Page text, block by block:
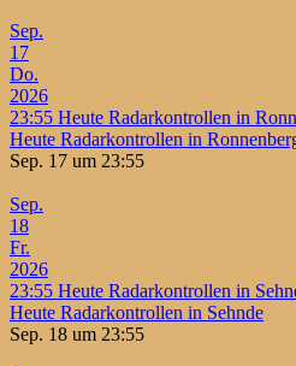
Sep.
17
Do.
2026
23:55 Heute Radarkontrollen in
Heute Radarkontrollen in
Sep. 17 um 23:55
Sep.
18
Fr.
2026
23:55 Heute Radarkontrollen in
Heute Radarkontrollen in Sehnde
Sep. 18 um 23:55